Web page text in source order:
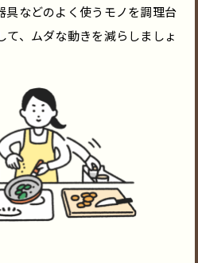
具などのよく使うモノを調理台
て、ムダな動きを減らしましょ